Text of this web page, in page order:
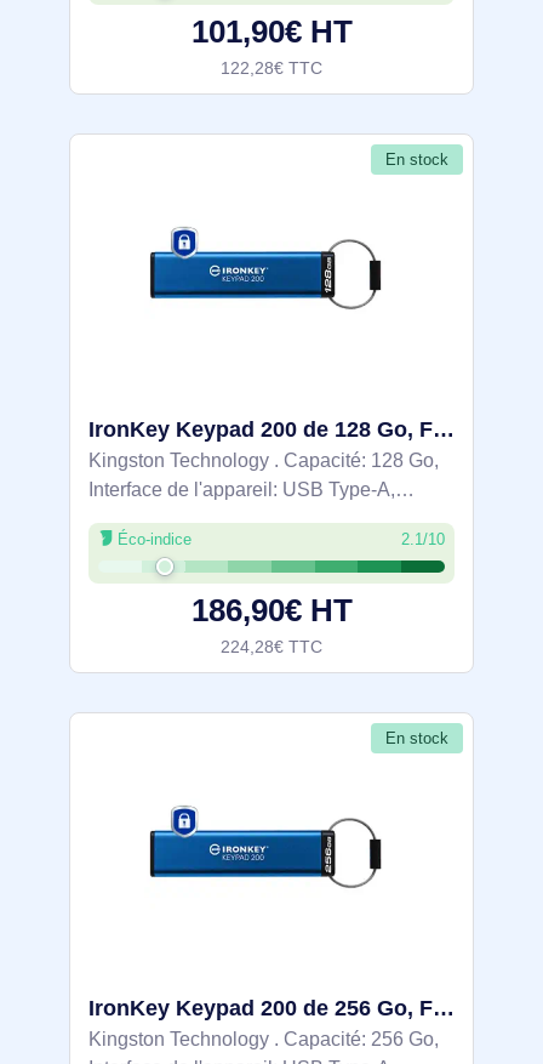
101,90€ HT
122,28€ TTC
En stock
IronKey Keypad 200 de 128 Go, FIPS 140-3 niveau 3 (en attente), chiffrement AES-256 - IKKP200/128GB
Kingston Technology . Capacité: 128 Go,
Interface de l'appareil: USB Type-A,
Version USB: 3.2 Gen 1 (3.1 Gen 1),
Vitesse de lecture: 145 Mo/s, Vitesse
d'écriture: 115 Mo/s. Format: Gaine.
Éco-indice 2.1/10
186,90€ HT
224,28€ TTC
En stock
IronKey Keypad 200 de 256 Go, FIPS 140-3 niveau 3, chiffrement AES-256 - IKKP200/256GB
Kingston Technology . Capacité: 256 Go,